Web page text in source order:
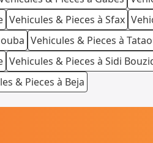
Vehicules & Pieces à Sfax
Vehicules & Pieces à
Vehicules & Pieces à Sidi
& Pieces à Beja